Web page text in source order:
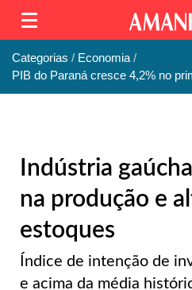
Categorias
Economia
PIB do Paraná cresce 4,2% no
Indústria
na produção e
estoques
Índice de intenção de
e acima da média